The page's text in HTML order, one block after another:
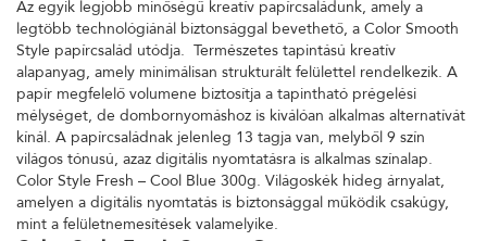
Az egyik legjobb minőségű kreatív papírcsaládunk, amely a
legtöbb technológiánál biztonsággal bevethető, a Color Smooth
Style papírcsalád utódja. Természetes tapintású kreatív
alapanyag, amely minimálisan strukturált felülettel rendelkezik. A
papír megfelelő volumene biztosítja a tapintható prégelési
mélységet, de dombornyomáshoz is kiválóan alkalmas alternatívát
kínál. A papírcsaládnak jelenleg 13 tagja van, melyből 9 szín
világos tónusú, azaz digitális nyomtatásra is alkalmas színalap.
Color Style Fresh – Cool Blue 300g. Világoskék hideg árnyalat,
amelyen a digitális nyomtatás is biztonsággal működik csakúgy,
mint a felületnemesítések valamelyike.